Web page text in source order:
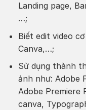
Landing page,
…;
Biết edit video
Canva,…;
Sử dụng thành
ảnh như: Adobe
Adobe Premiere
canva,